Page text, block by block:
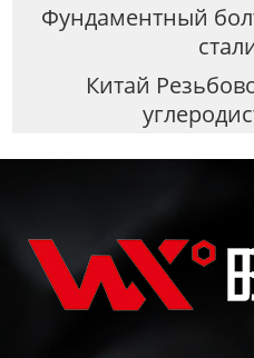
Фундаментный
Китай